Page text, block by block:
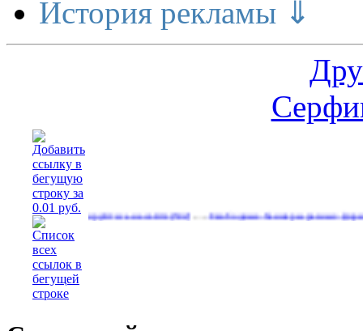
История рекламы ⇓
Рекламируйтесь на сайте(532)…Свободные баннеры разных форматов